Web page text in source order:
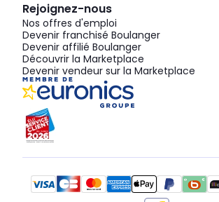
Rejoignez-nous
Nos offres d'emploi
Devenir franchisé Boulanger
Devenir affilié Boulanger
Découvrir la Marketplace
Devenir vendeur sur la Marketplace